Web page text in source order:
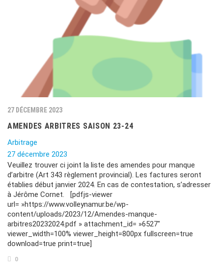
27 DÉCEMBRE 2023
AMENDES ARBITRES SAISON 23-24
Arbitrage
27 décembre 2023
Veuillez trouver ci joint la liste des amendes pour manque
d’arbitre (Art 343 règlement provincial). Les factures seront
établies début janvier 2024. En cas de contestation, s’adresser
à Jérôme Cornet. [pdfjs-viewer
url= »https://www.volleynamur.be/wp-
content/uploads/2023/12/Amendes-manque-
arbitres20232024.pdf » attachment_id= »6527″
viewer_width=100% viewer_height=800px fullscreen=true
download=true print=true]
0